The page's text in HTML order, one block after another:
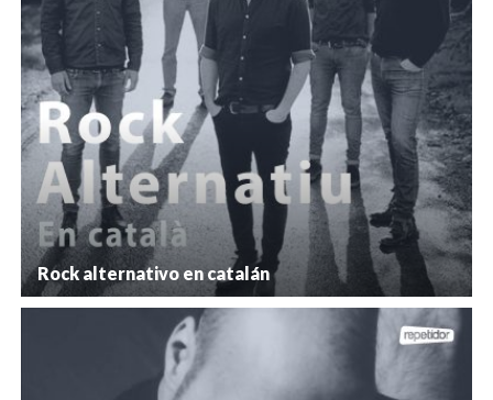
Rock alternativo en catalán